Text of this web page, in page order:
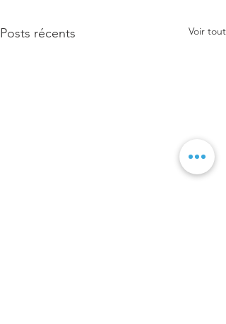
Posts récents Voir tout